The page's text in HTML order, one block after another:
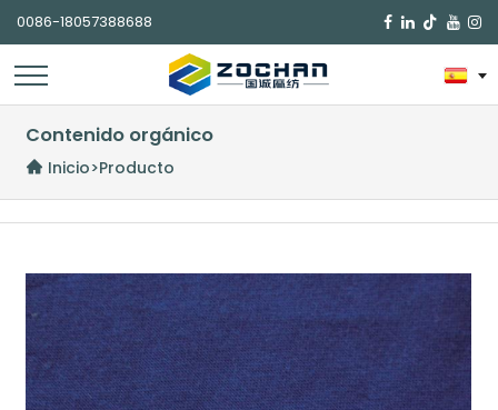
0086-18057388688 
Contenido orgánico
Inicio>Producto